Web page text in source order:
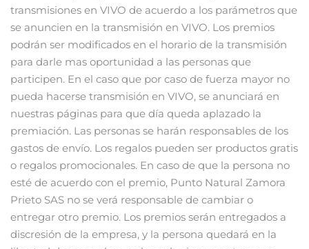
transmisiones en VIVO de acuerdo a los parámetros que
se anuncien en la transmisión en VIVO. Los premios
podrán ser modificados en el horario de la transmisión
para darle mas oportunidad a las personas que
participen. En el caso que por caso de fuerza mayor no
pueda hacerse transmisión en VIVO, se anunciará en
nuestras páginas para que día queda aplazado la
premiación. Las personas se harán responsables de los
gastos de envío. Los regalos pueden ser productos gratis
o regalos promocionales. En caso de que la persona no
esté de acuerdo con el premio, Punto Natural Zamora
Prieto SAS no se verá responsable de cambiar o
entregar otro premio. Los premios serán entregados a
discresión de la empresa, y la persona quedará en la